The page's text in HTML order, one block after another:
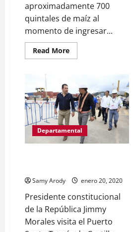
aproximadamente 700
quintales de maíz al
momento de ingresar...
Read MoreRead
more
LAS
AGUAS
DEL
ARROYO
PETEXBATUN
AL
MOMENTO
DE
Departamental
Samy Arody enero 20, 2020
Presidente constitucional
de la República Jimmy
Morales visita el Puerto